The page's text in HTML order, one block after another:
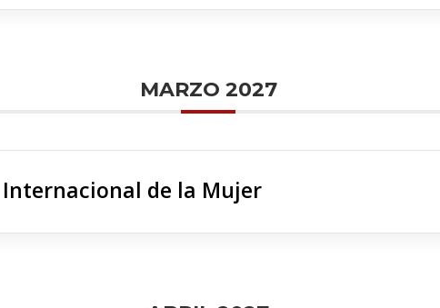
MARZO 2027
Internacional de la Mujer